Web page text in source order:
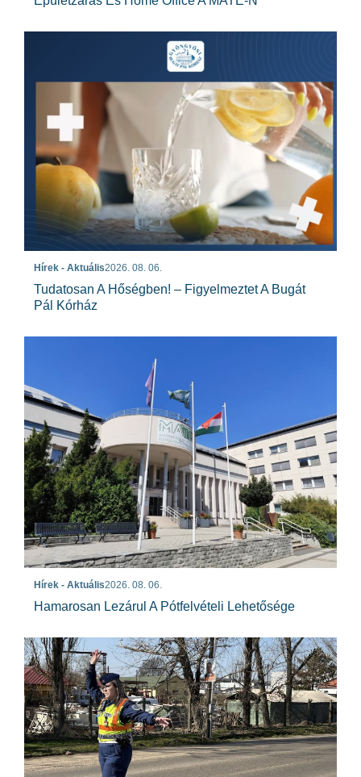
Hírek - Aktuális2026. 08. 06.
Tudatosan A Hőségben! – Figyelmeztet A Bugát
Pál Kórház
Hírek - Aktuális2026. 08. 06.
Hamarosan Lezárul A Pótfelvételi Lehetősége